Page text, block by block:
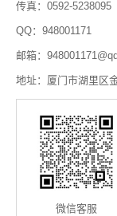
传真：0592-5238095
QQ：948001171
邮箱：
地址：厦门市湖里区
微信客服